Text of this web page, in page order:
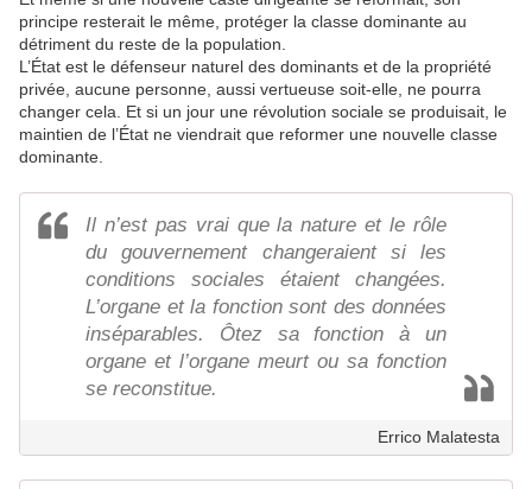
principe resterait le même, protéger la classe dominante au
détriment du reste de la population.
L’État est le défenseur naturel des dominants et de la propriété
privée, aucune personne, aussi vertueuse soit-elle, ne pourra
changer cela. Et si un jour une révolution sociale se produisait, le
maintien de l’État ne viendrait que reformer une nouvelle classe
dominante.
Il n’est pas vrai que la nature et le rôle
du gouvernement changeraient si les
conditions sociales étaient changées.
L’organe et la fonction sont des données
inséparables. Ôtez sa fonction à un
organe et l’organe meurt ou sa fonction
se reconstitue.
Errico Malatesta